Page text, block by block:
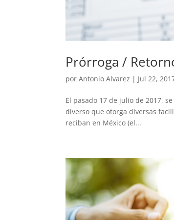
Prórroga /
porAntonio Alvarez | Jul 22,
El pasado 17 de julio de 2017,
diverso que otorga diversas
reciban en México (el...